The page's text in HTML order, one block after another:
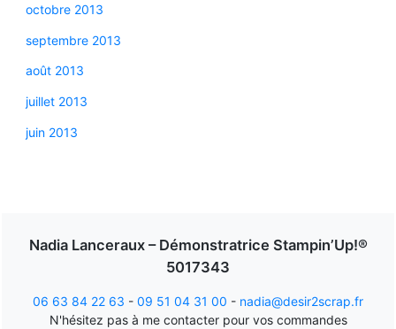
octobre 2013
septembre 2013
août 2013
juillet 2013
juin 2013
Nadia Lanceraux – Démonstratrice Stampin’Up!®
5017343
06 63 84 22 63 - 09 51 04 31 00 - nadia@desir2scrap.fr
N'hésitez pas à me contacter pour vos commandes